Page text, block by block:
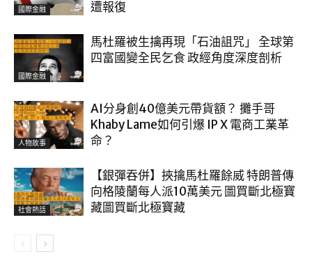
國際金融 遭報復
國際金融
馬杜羅被生擒再現「石油詛咒」 全球第
四富國變全民乞食 政經角度深度剖析
人物故事
AI分身創40億美元帶貨額？ 攤手哥
Khaby Lame如何引爆 IP X 電商工業革
命？
社會熱話
【銀彈吞併】挾擒馬杜羅餘威 特朗普傳
向格陵蘭每人派10萬美元 圖買斷北極寶
藏圖買斷北極寶藏